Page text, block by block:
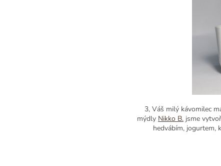
3, Váš milý kávomilec
mýdly Nikko B. jsme
hedvábím, jogurtem,